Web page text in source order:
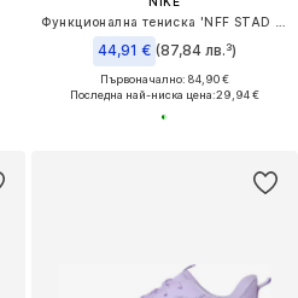
44,91 € (87,84 лв.³)
Първоначално: 84,90 €
Последна най-ниска цена:29,94 €